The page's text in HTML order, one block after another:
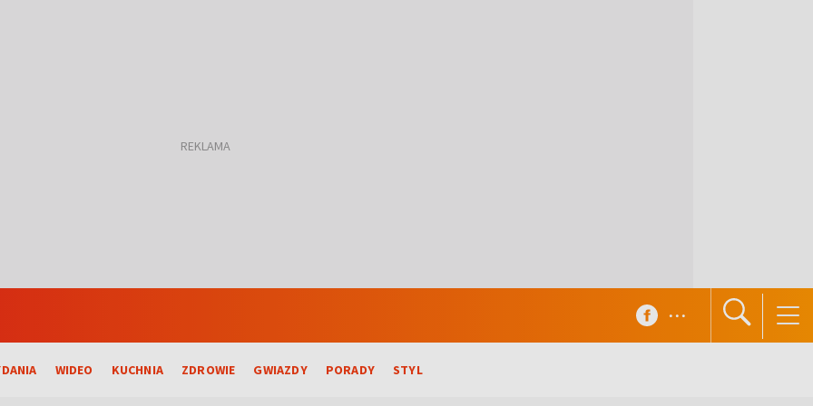
WIDEO KUCHNIA ZDROWIE GWIAZDY PORADY STYL
...